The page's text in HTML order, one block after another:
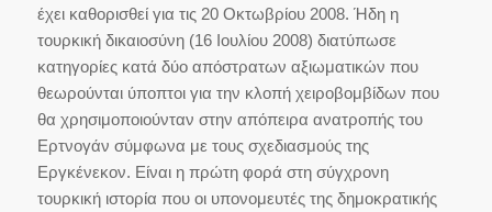
έχει καθορισθεί για τις 20 Οκτωβρίου 2008. Ήδη η
τουρκική δικαιοσύνη (16 Ιουλίου 2008) διατύπωσε
κατηγορίες κατά δύο απόστρατων αξιωματικών που
θεωρούνται ύποπτοι για την κλοπή χειροβομβίδων που
θα χρησιμοποιούνταν στην απόπειρα ανατροπής του
Ερτνογάν σύμφωνα με τους σχεδιασμούς της
Εργκένεκον. Είναι η πρώτη φορά στη σύγχρονη
τουρκική ιστορία που οι υπονομευτές της δημοκρατικής